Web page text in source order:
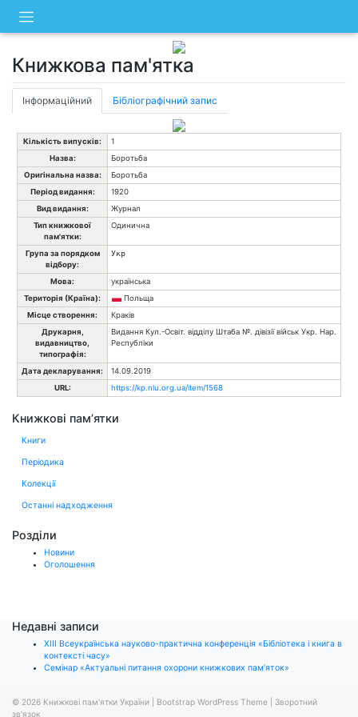
content
Книжкова пам'ятка
Інформаційний Бібліографічний запис
Кількість випусків:
1
Назва:
Боротьба
Оригінальна назва:
Боротьба
Період видання:
1920
Вид видання:
Журнал
Тип книжкової
пам'ятки:
Одинична
Група за порядком
відбору:
Укр
Мова:
українська
Територія (Країна):
Польща
Місце створення:
Краків
Друкарня,
видавництво,
типографія:
Видання Кул.-Освіт. відділу Штаба №. дівізії військ Укр. Нар.
Республіки
Дата декларування:
14.09.2019
URL:
https://kp.nlu.org.ua/item/1568
Книжкові пам’ятки
Книги
Періодика
Колекції
Останні надходження
Розділи
Новини
Оголошення
Недавні записи
ХІІІ Всеукраїнська науково-практична конференція «Бібліотека і книга в
контексті часу»
Семінар «Актуальні питання охорони книжкових пам’яток»
© 2026 Книжкові пам'ятки України Bootstrap WordPress Theme
Зворотний
зв'язок